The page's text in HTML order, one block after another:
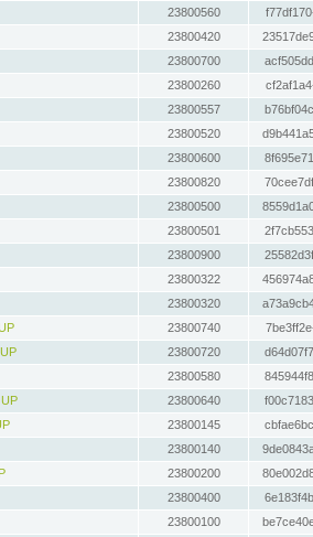
23800560
23800420
23800700
23800260
23800557
23800520
23800600
23800820
23800500
23800501
23800900
23800322
23800320
23800740
23800720
23800580
23800640
23800145
23800140
23800200
23800400
23800100